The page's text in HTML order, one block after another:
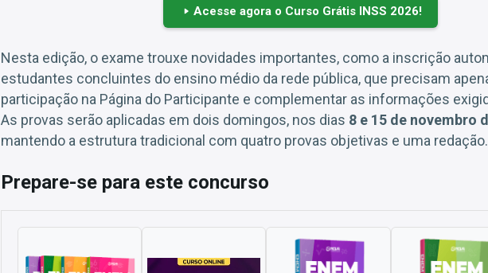
Acesse agora o Curso Grátis INSS 2026!
Nesta edição, o exame trouxe novidades importantes, como a inscrição
estudantes concluintes do ensino médio da rede pública, que precisam
participação na Página do Participante e complementar as informações
As provas serão aplicadas em dois domingos, nos dias 8 e 15 de novembro
mantendo a estrutura tradicional com quatro provas objetivas e uma redação.
Prepare-se para este concurso